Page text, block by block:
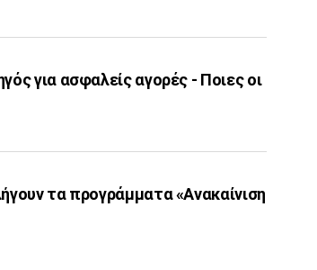
για ασφαλείς αγορές - Ποιες οι
τα προγράμματα «Ανακαίνιση